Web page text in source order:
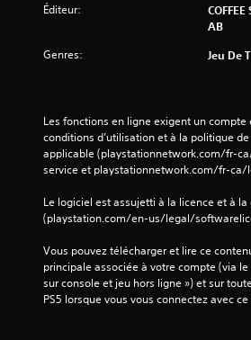
Éditeur:
AB
Genres: Jeu De
Les fonctions en ligne exigent un
conditions d’utilisation et à la politique
applicable (playstationnetwork.com/fr-
service et playstationnetwork.com/fr-
Le logiciel est assujetti à la licence et à
(playstation.com/en-us/legal/
Vous pouvez télécharger et lire ce
principale associée à votre compte (via
sur console et jeu hors ligne ») et sur
PS5 lorsque vous vous connectez avec